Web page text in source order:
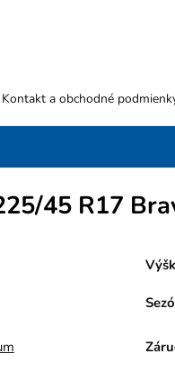
Kontakt a obchodné
45 R17